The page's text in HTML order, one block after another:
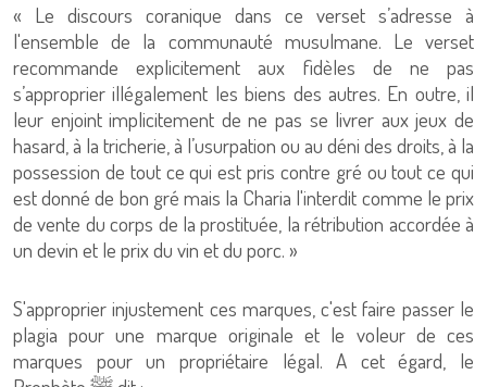
« Le discours coranique dans ce verset s’adresse à
l'ensemble de la communauté musulmane. Le verset
recommande explicitement aux fidèles de ne pas
s’approprier illégalement les biens des autres. En outre, il
leur enjoint implicitement de ne pas se livrer aux jeux de
hasard, à la tricherie, à l’usurpation ou au déni des droits, à la
possession de tout ce qui est pris contre gré ou tout ce qui
est donné de bon gré mais la Charia l'interdit comme le prix
de vente du corps de la prostituée, la rétribution accordée à
un devin et le prix du vin et du porc. »
S'approprier injustement ces marques, c'est faire passer le
plagia pour une marque originale et le voleur de ces
marques pour un propriétaire légal. A cet égard, le